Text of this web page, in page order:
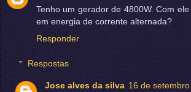
Tenho um gerador de 4800W. Com
em energia de corrente alternada?
Responder
Respostas
Jose alves da silva 16 de